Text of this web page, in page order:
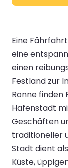
Eine
eine
einen
Festland zur
Ronne finden
Hafenstadt
Geschäften
traditioneller
Stadt dient
Küste,